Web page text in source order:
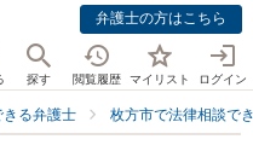
弁護士の方はこちら
探す 閲覧履歴 マイリスト ログイン
る弁護士 枚方市で法律相談で